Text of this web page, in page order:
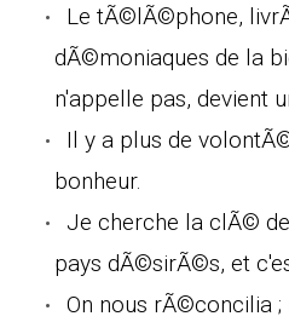
Le tÃ©lÃ©phone,
dÃ©moniaques de la
n'appelle pas, devient
Il y a plus de
bonheur.
Je cherche la clÃ©
pays dÃ©sirÃ©s, et
On nous rÃ©concilia ;